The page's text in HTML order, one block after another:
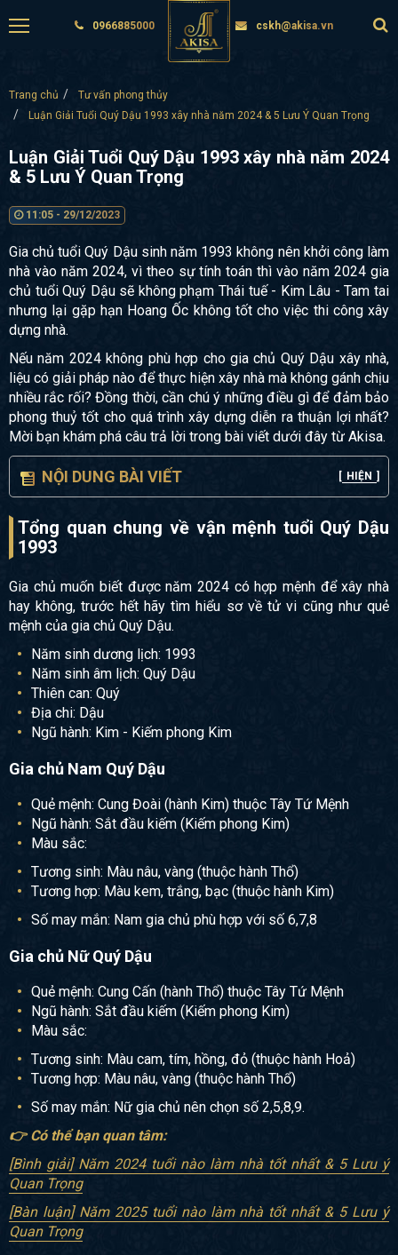
0966885000 cskh@akisa.vn
Trang chủ
Tư vấn phong thủy
Luận Giải Tuổi Quý Dậu 1993 xây nhà năm 2024 & 5 Lưu Ý Quan Trọng
Luận Giải Tuổi Quý Dậu 1993 xây nhà năm 2024
& 5 Lưu Ý Quan Trọng
11:05 - 29/12/2023
Gia chủ tuổi Quý Dậu sinh năm 1993 không nên khởi công làm
nhà vào năm 2024, vì theo sự tính toán thì vào năm 2024 gia
chủ tuổi Quý Dậu sẽ không phạm Thái tuế - Kim Lâu - Tam tai
nhưng lại gặp hạn Hoang Ốc không tốt cho việc thi công xây
dựng nhà.
Nếu năm 2024 không phù hợp cho gia chủ Quý Dậu xây nhà,
liệu có giải pháp nào để thực hiện xây nhà mà không gánh chịu
nhiều rắc rối? Đồng thời, cần chú ý những điều gì để đảm bảo
phong thuỷ tốt cho quá trình xây dựng diễn ra thuận lợi nhất?
Mời bạn khám phá câu trả lời trong bài viết dưới đây từ Akisa.
NỘI DUNG BÀI VIẾT [ HIỆN ]
Tổng quan chung về vận mệnh tuổi Quý Dậu
1993
Gia chủ muốn biết được năm 2024 có hợp mệnh để xây nhà
hay không, trước hết hãy tìm hiểu sơ về tử vi cũng như quẻ
mệnh của gia chủ Quý Dậu.
Năm sinh dương lịch: 1993
Năm sinh âm lịch: Quý Dậu
Thiên can: Quý
Địa chi: Dậu
Ngũ hành: Kim - Kiếm phong Kim
Gia chủ Nam Quý Dậu
Quẻ mệnh: Cung Đoài (hành Kim) thuộc Tây Tứ Mệnh
Ngũ hành: Sắt đầu kiếm (Kiếm phong Kim)
Màu sắc:
Tương sinh: Màu nâu, vàng (thuộc hành Thổ)
Tương hợp: Màu kem, trắng, bạc (thuộc hành Kim)
Số may mắn: Nam gia chủ phù hợp với số 6,7,8
Gia chủ Nữ Quý Dậu
Quẻ mệnh: Cung Cấn (hành Thổ) thuộc Tây Tứ Mệnh
Ngũ hành: Sắt đầu kiếm (Kiếm phong Kim)
Màu sắc:
Tương sinh: Màu cam, tím, hồng, đỏ (thuộc hành Hoả)
Tương hợp: Màu nâu, vàng (thuộc hành Thổ)
Số may mắn: Nữ gia chủ nên chọn số 2,5,8,9.
👉 Có thể bạn quan tâm:
[Bình giải] Năm 2024 tuổi nào làm nhà tốt nhất & 5 Lưu ý
Quan Trọng
[Bàn luận] Năm 2025 tuổi nào làm nhà tốt nhất & 5 Lưu ý
Quan Trọng